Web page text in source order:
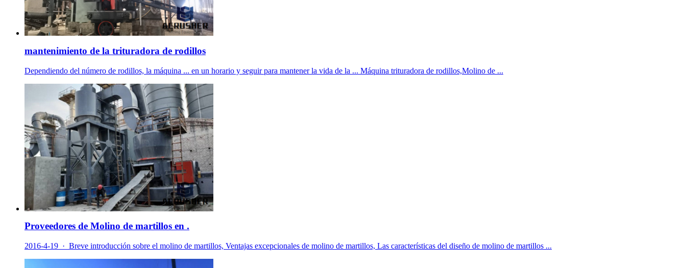
mantenimiento de la trituradora de rodillos
Dependiendo del número de rodillos, la máquina ... en un horario y seguir para mantener la vida de la ... Máquina trituradora de rodillos,Molino de ...
Proveedores de Molino de martillos en .
2016-4-19 · Breve introducción sobre el molino de martillos, Ventajas excepcionales de molino de martillos, Las características del diseño de molino de martillos ...